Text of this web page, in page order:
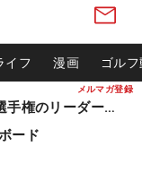
メルマガ登録
イフ 漫画 ゴル
松山英樹ら出場 ウィンダム選手権のリーダーボード
ード